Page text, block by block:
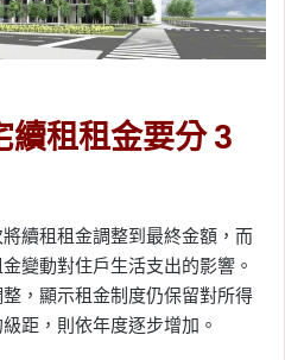
續租租金要分 3
續租租金調整到最終金額，而
變動對住戶生活支出的影響。
，顯示租金制度仍保留對所得
距，則依年度逐步增加。